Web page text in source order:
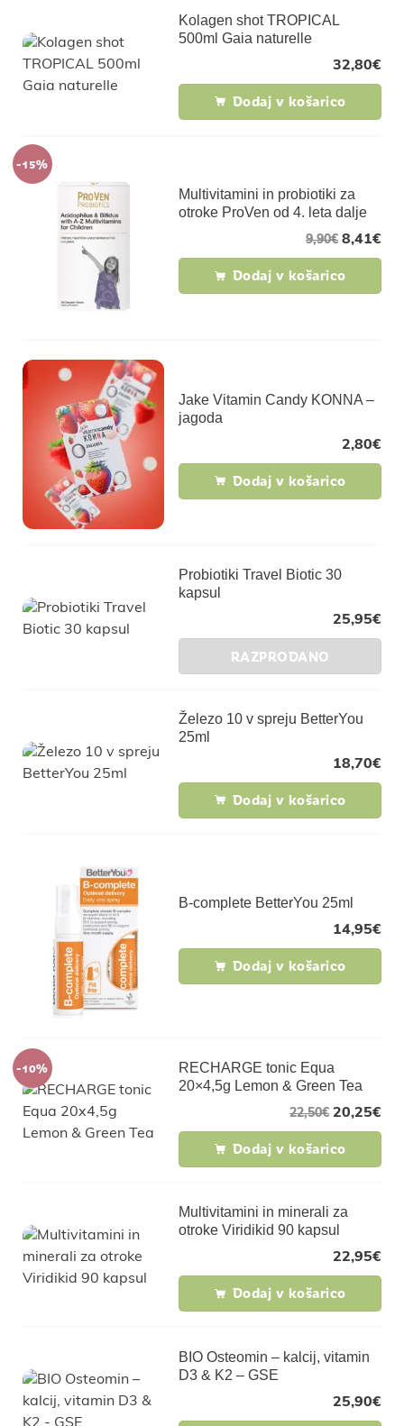
Kolagen shot TROPICAL
500ml Gaia naturelle
32,80€
Dodaj v košarico
-15%
Multivitamini in probiotiki za
otroke ProVen od 4. leta dalje
8,41€
9,90€
Dodaj v košarico
Jake Vitamin Candy KONNA –
jagoda
2,80€
Dodaj v košarico
Probiotiki Travel Biotic 30
kapsul
25,95€
RAZPRODANO
Železo 10 v spreju BetterYou
25ml
18,70€
Dodaj v košarico
B-complete BetterYou 25ml
14,95€
Dodaj v košarico
-10%
RECHARGE tonic Equa
20×4,5g Lemon & Green Tea
20,25€
22,50€
Dodaj v košarico
Multivitamini in minerali za
otroke Viridikid 90 kapsul
22,95€
Dodaj v košarico
BIO Osteomin – kalcij, vitamin
D3 & K2 – GSE
25,90€